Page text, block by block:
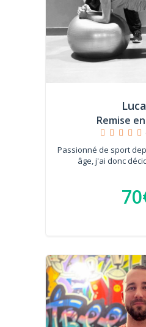
Remise
Passionné de sport
âge, j'ai donc